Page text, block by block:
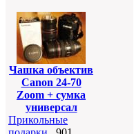
Чашка объектив
Canon 24-70
Zoom + сумка
универсал
Прикольные